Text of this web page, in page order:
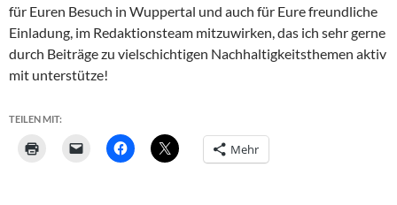
für Euren Besuch in Wuppertal und auch für Eure freundliche
Einladung, im Redaktionsteam mitzuwirken, das ich sehr gerne
durch Beiträge zu vielschichtigen Nachhaltigkeitsthemen aktiv
mit unterstütze!
TEILEN MIT:
Mehr